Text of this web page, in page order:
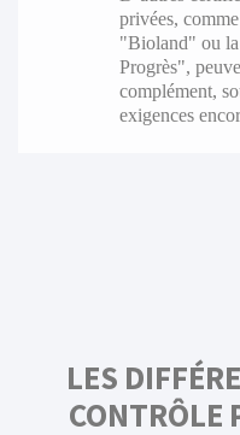
privées,
"Bioland" ou
Progrès",
complément,
exigences
LES
CONTRÔLE